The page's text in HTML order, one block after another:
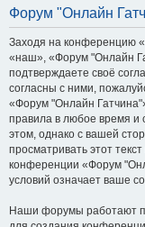
Форум "Онлайн
Заходя на конференцию
«наш», «Форум "Онлайн
подтверждаете своё
согласны с ними,
«Форум "Онлайн
правила в любое время и
этом, однако с вашей
просматривать этот
конференции «Форум
условий означает ваше
Наши форумы работают